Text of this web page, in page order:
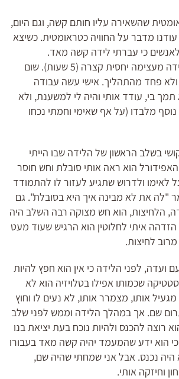
שהשאירה עליו חותם קשה, וגם היום,
עודנו מדבר על החוויה כטראומטית. כשיצא
כי עברתי לידה קשה מאד.
אני לעומתו חוויתי לידה מעצימה יחסית קצרה (5 שעות). שום
פחד מהתהליך. אישי עשה עבודה
תמך בי, עודד אותי והיה לי למשענת, ולא
מלבדו (על אף שאימי וחמתי נכחו
בשלב הראשון של הלידה שבו הייתי
הוא ראה אותי סובלת וחש חוסר
לאימו ולדרוש שתגיע לעזור לו להתמודד
"לה את לא מבינה איך היא בסובלת". גם
הלחיצות, הוא חש מצוקה רבה השלב היה
הזדהה איתי לחלוטין הוא הרגיש שעוד מעט
לחיצות.
ועדה, לפני הלידה כי אין הוא חפץ להיות
שכמותו אפילו בטלויזיה הוא לא
אותו, מצמרר אותו, לא נעים לו וחוץ
שם. אך במהלך הלידה וממש לפני שלב
רוצה להכנס ולהיות נוכח בעת יציאת בנו
הוא ידע שהמעמד יהיה קשה מאד בעבורו
היה נכנס. אבל אני שמחתי שהיה שם,
וחיזקה אותי.